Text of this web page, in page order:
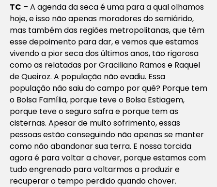
TC – A agenda da seca é uma para a qual olhamos
hoje, e isso não apenas moradores do semiárido,
mas também das regiões metropolitanas, que têm
esse depoimento para dar, e vemos que estamos
vivendo a pior seca dos últimos anos, tão rigorosa
como as relatadas por Graciliano Ramos e Raquel
de Queiroz. A população não evadiu. Essa
população não saiu do campo por quê? Porque tem
o Bolsa Família, porque teve o Bolsa Estiagem,
porque teve o seguro safra e porque tem as
cisternas. Apesar de muito sofrimento, essas
pessoas estão conseguindo não apenas se manter
como não abandonar sua terra. E nossa torcida
agora é para voltar a chover, porque estamos com
tudo engrenado para voltarmos a produzir e
recuperar o tempo perdido quando chover.